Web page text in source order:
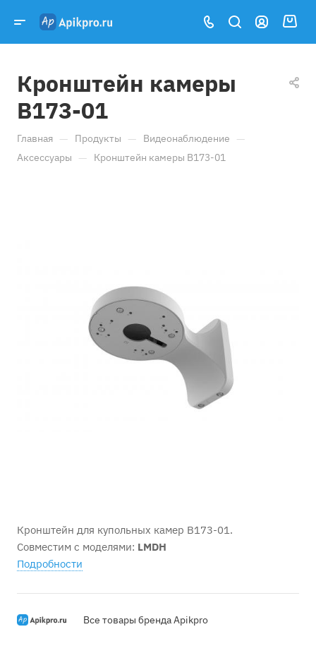
Кронштейн камеры
B173-01
Главная — Продукты — Видеонаблюдение —
Аксессуары — Кронштейн камеры B173-01
Кронштейн для купольных камер B173-01.
Совместим с моделями: LMDH
Подробности
Все товары бренда Apikpro